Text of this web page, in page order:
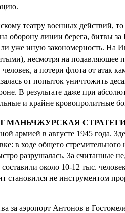
театру военных действий,
оборону линии берега, битвы
уже иную закономерность. На
несмотря на подавляющее
а потери флота от атак
от попыток уничтожить
В результате даже при
и крайне кровопролитные
МАНЬЧЖУРСКАЯ
армией в августе 1945 года.
в ходе общего
разрушалась. За считанные
около 10-12 тыс.
становился не инструментом
аэропорт Антонов в